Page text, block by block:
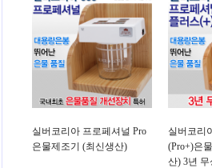
실버코리아 프로페셔널 Pro
은물제조기 (최신생산)
실버코리
(Pro+)은
산) 3년